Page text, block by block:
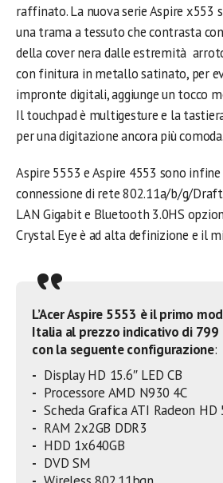
raffinato. La nuova serie Aspire x553
una trama a tessuto che contrasta
della cover nera dalle estremità
con finitura in metallo satinato, per
impronte digitali, aggiunge un tocco
Il touchpad è multigesture e la
per una digitazione ancora più comoda.
Aspire 5553 e Aspire 4553 sono
connessione di rete 802.11a/b/g/
LAN Gigabit e Bluetooth 3.0HS
Crystal Eye è ad alta definizione e il
L’Acer Aspire 5553 è il primo
Italia al prezzo indicativo di 799
con la seguente configurazione:
Display HD 15.6″ LED CB
Processore AMD N930 4C
Scheda Grafica ATI Radeon HD
RAM 2x2GB DDR3
HDD 1x640GB
DVD SM